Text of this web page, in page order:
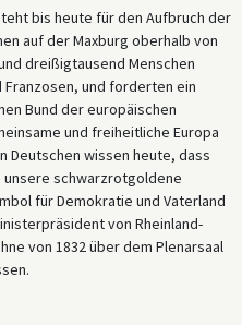
bis heute für den Aufbruch der
auf der Maxburg oberhalb von
dreißigtausend Menschen
Franzosen, und forderten ein
Bund der europäischen
und freiheitliche Europa
Deutschen wissen heute, dass
unsere schwarzrotgoldene
für Demokratie und Vaterland
von Rheinland-
von 1832 über dem Plenarsaal